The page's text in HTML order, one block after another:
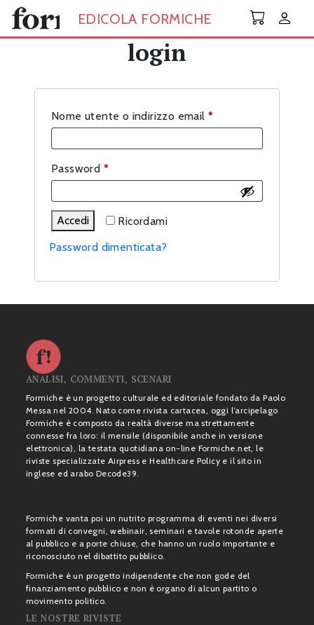
Skip to main content
EDICOLA FORMICHE
login
Nome utente o indirizzo email *Richiesto
Password *Richiesto
Ricordami
Accedi
Password dimenticata?
ANALISI, COMMENTI, SCENARI
Formiche è un progetto culturale ed editoriale fondato da Paolo
Messa nel 2004. Nato come rivista cartacea, oggi l’arcipelago
Formiche è composto da realtà diverse ma strettamente
connesse fra loro: il mensile (disponibile anche in versione
elettronica), la testata quotidiana on-line Formiche.net, le
riviste specializzate Airpress e Healthcare Policy e il sito in
inglese ed arabo Decode39.
Formiche vanta poi un nutrito programma di eventi nei diversi
formati di convegni, webinair, seminari e tavole rotonde aperte
al pubblico e a porte chiuse, che hanno un ruolo importante e
riconosciuto nel dibattito pubblico.
Formiche è un progetto indipendente che non gode del
finanziamento pubblico e non è organo di alcun partito o
movimento politico.
LE NOSTRE RIVISTE